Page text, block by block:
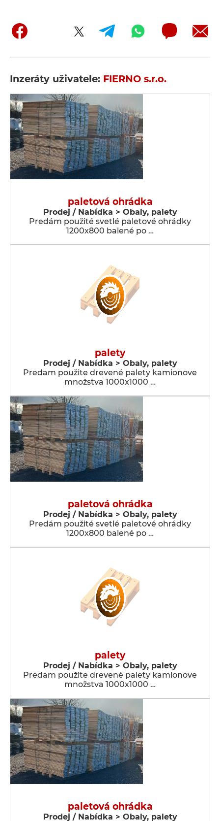
Inzeráty uživatele: FIERNO s.r.o.
paletová ohrádka
Prodej / Nabídka > Obaly, palety
Predám použité svetlé paletové ohrádky
1200x800 balené po …
palety
Prodej / Nabídka > Obaly, palety
Predam použite drevené palety kamionove
množstva 1000x1000 …
paletová ohrádka
Prodej / Nabídka > Obaly, palety
Predám použité svetlé paletové ohrádky
1200x800 balené po …
palety
Prodej / Nabídka > Obaly, palety
Predam použite drevené palety kamionove
množstva 1000x1000 …
paletová ohrádka
Prodej / Nabídka > Obaly, palety